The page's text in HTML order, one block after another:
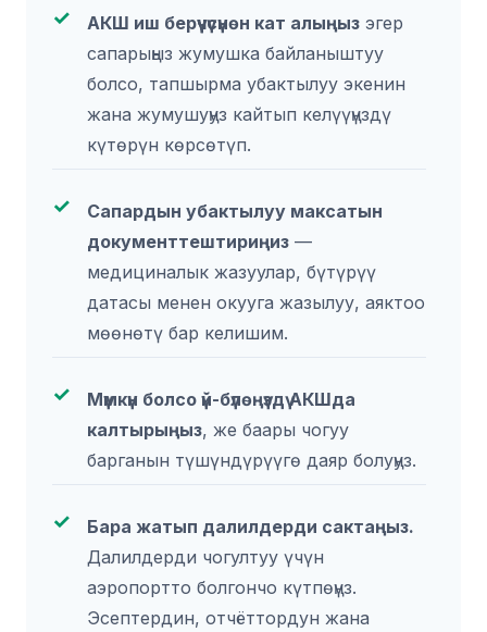
АКШ иш берүүчүсүнөн кат алыңыз эгер
сапарыңыз жумушка байланыштуу
болсо, тапшырма убактылуу экенин
жана жумушуңуз кайтып келүүңүздү
күтөрүн көрсөтүп.
Сапардын убактылуу максатын
документтештириңиз —
медициналык жазуулар, бүтүрүү
датасы менен окууга жазылуу, аяктоо
мөөнөтү бар келишим.
Мүмкүн болсо үй-бүлөңүздү АКШда
калтырыңыз, же баары чогуу
барганын түшүндүрүүгө даяр болуңуз.
Бара жатып далилдерди сактаңыз.
Далилдерди чогултуу үчүн
аэропортто болгончо күтпөңүз.
Эсептердин, отчёттордун жана